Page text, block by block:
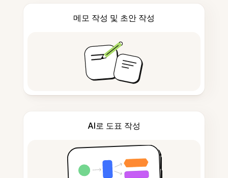
메모 작성 및 초안 작성
AI로 도표 작성